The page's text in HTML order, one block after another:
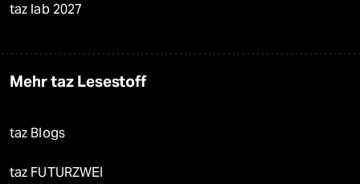
taz lab 2027
Mehr taz Lesestoff
taz Blogs
taz FUTURZWEI